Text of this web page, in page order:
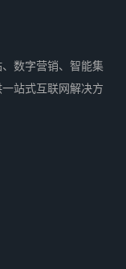
数字营销、智能集
站式互联网解决方